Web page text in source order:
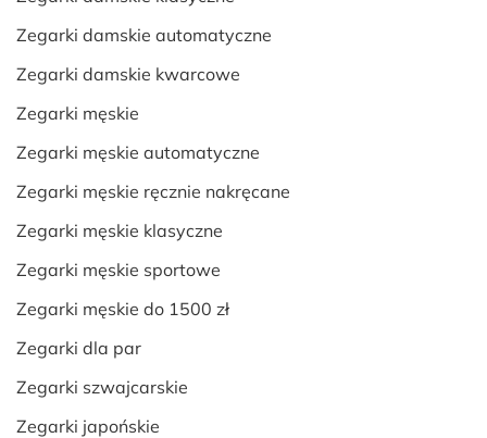
Zegarki damskie automatyczne
Zegarki damskie kwarcowe
Zegarki męskie
Zegarki męskie automatyczne
Zegarki męskie ręcznie nakręcane
Zegarki męskie klasyczne
Zegarki męskie sportowe
Zegarki męskie do 1500 zł
Zegarki dla par
Zegarki szwajcarskie
Zegarki japońskie